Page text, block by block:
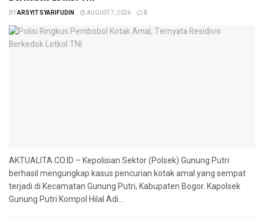
BYARSYIT SYARIFUDIN AUGUST 7, 2026 0
AKTUALITA.CO.ID – Kepolisian Sektor (Polsek) Gunung Putri
berhasil mengungkap kasus pencurian kotak amal yang sempat
terjadi di Kecamatan Gunung Putri, Kabupaten Bogor. Kapolsek
Gunung Putri Kompol Hilal Adi...